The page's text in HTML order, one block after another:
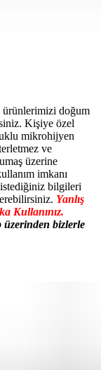
ürünlerimizi doğum
Kişiye özel
mikrohijyen
ve
üzerine
imkanı
istediğiniz bilgileri
Yanlış
Kullanınız.
üzerinden bizlerle